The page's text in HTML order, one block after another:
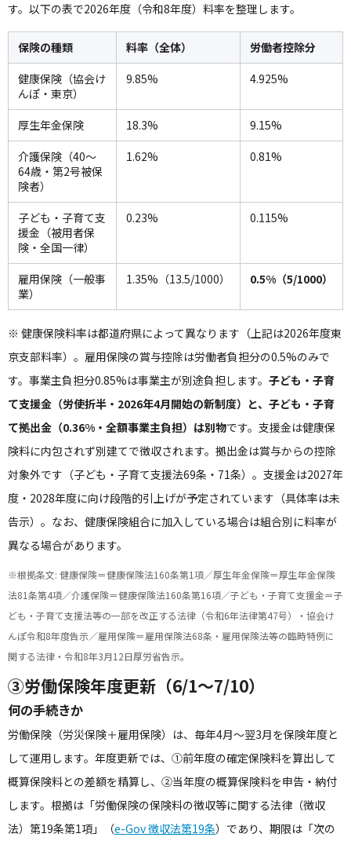
す。以下の表で2026年度（令和8年度）料率を整理します。
保険の種類 料率（全体）
労働者控除分
健康保険（協会け
んぽ・東京）
9.85% 4.925%
厚生年金保険 18.3%
9.15%
介護保険（40〜
64歳・第2号被保
険者）
1.62% 0.81%
子ども・子育て支
援金（被用者保
険・全国一律）
0.23% 0.115%
雇用保険（一般事
業）
1.35%（13.5/1000） 0.5%（5/1000）
※ 健康保険料率は都道府県によって異なります（上記は2026年度東
京支部料率）。雇用保険の賞与控除は労働者負担分の0.5%のみで
す。事業主負担分0.85%は事業主が別途負担します。 子ども・子育
て支援金（労使折半・2026年4月開始の新制度）と、子ども・子育
て拠出金（0.36%・全額事業主負担）は別物です。支援金は健康保
険料に内包されず別建てで徴収されます。拠出金は賞与からの控除
対象外です（子ども・子育て支援法69条・71条）。支援金は2027年
度・2028年度に向け段階的引上げが予定されています（具体率は未
告示）。なお、健康保険組合に加入している場合は組合別に料率が
異なる場合があります。
※根拠条文: 健康保険＝健康保険法160条第1項／厚生年金保険＝厚生年金保険
法81条第4項／介護保険＝健康保険法160条第16項／子ども・子育て支援金＝子
ども・子育て支援法等の一部を改正する法律（令和6年法律第47号）・協会け
んぽ令和8年度告示／雇用保険＝雇用保険法68条・雇用保険法等の臨時特例に
関する法律・令和8年3月12日厚労省告示。
③労働保険年度更新（6/1〜7/10）
何の手続きか
労働保険（労災保険＋雇用保険）は、毎年4月〜翌3月を保険年度と
して運用します。年度更新では、①前年度の確定保険料を算出して
概算保険料との差額を精算し、②当年度の概算保険料を申告・納付
します。根拠は「労働保険の保険料の徴収等に関する法律（徴収
法）第19条第1項」（e-Gov 徴収法第19条）であり、期限は「次の